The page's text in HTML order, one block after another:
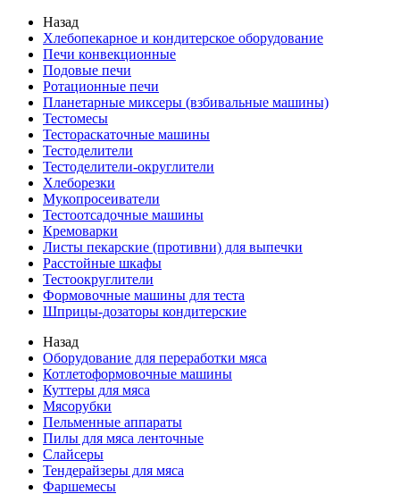
Назад
Хлебопекарное и кондитерское оборудование
Печи конвекционные
Подовые печи
Ротационные печи
Планетарные миксеры (взбивальные машины)
Тестомесы
Тестораскаточные машины
Тестоделители
Тестоделители-округлители
Хлеборезки
Мукопросеиватели
Тестоотсадочные машины
Кремоварки
Листы пекарские (противни) для выпечки
Расстойные шкафы
Тестоокруглители
Формовочные машины для теста
Шприцы-дозаторы кондитерские
Назад
Оборудование для переработки мяса
Котлетоформовочные машины
Куттеры для мяса
Мясорубки
Пельменные аппараты
Пилы для мяса ленточные
Слайсеры
Тендерайзеры для мяса
Фаршемесы